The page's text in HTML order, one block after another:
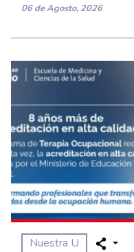
06 de Agosto, 2026
Nuestra U